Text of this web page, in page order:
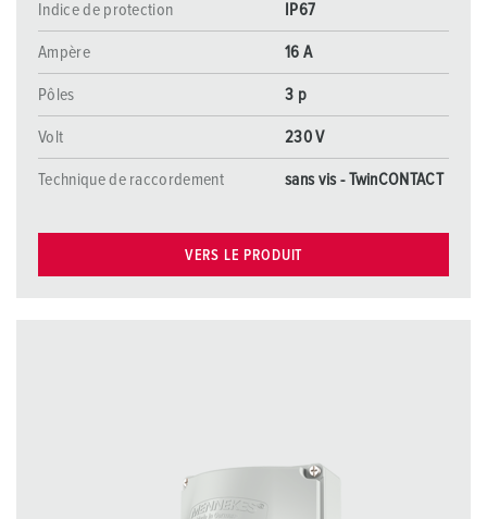
Indice de protection
IP67
Ampère 16 A
Pôles 3 p
Volt 230 V
Technique de raccordement sans vis - TwinCONTACT
VERS LE PRODUIT